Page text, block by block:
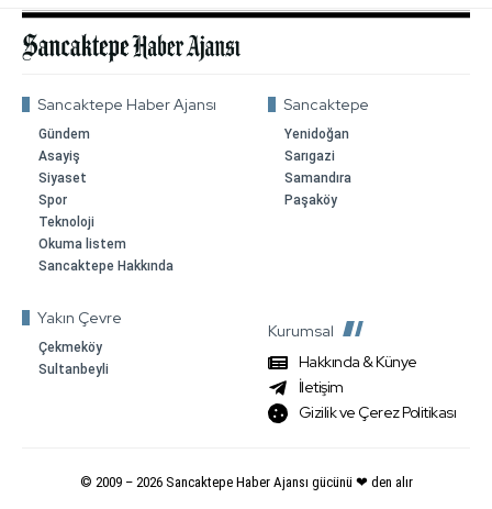
Sancaktepe Haber Ajansı
Gündem
Asayiş
Siyaset
Spor
Teknoloji
Okuma listem
Sancaktepe Hakkında
Sancaktepe
Yenidoğan
Sarıgazi
Samandıra
Paşaköy
Yakın Çevre
Çekmeköy
Sultanbeyli
Kurumsal
Hakkında & Künye
İletişim
Gizilik ve Çerez Politikası
© 2009 – 2026Sancaktepe Haber Ajansı gücünü ❤ den alır